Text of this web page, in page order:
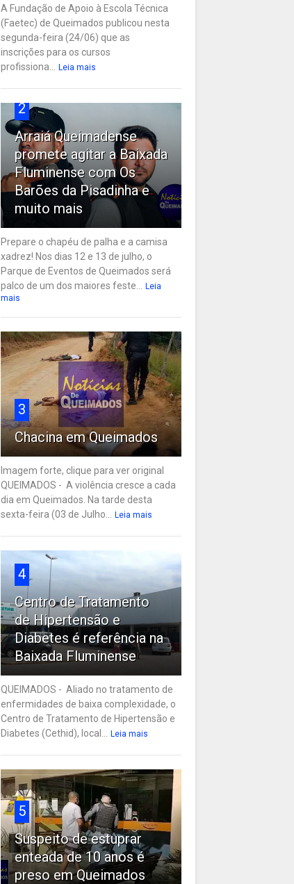
A Fundação de Apoio à Escola Técnica
(Faetec) de Queimados publicou nesta
segunda-feira (24/06) que as
inscrições para os cursos
profissiona...
Leia mais
2
Arraiá Queimadense
promete agitar a Baixada
Fluminense com Os
Barões da Pisadinha e
muito mais
Prepare o chapéu de palha e a camisa
xadrez! Nos dias 12 e 13 de julho, o
Parque de Eventos de Queimados será
palco de um dos maiores feste...
Leia
mais
3
Chacina em Queimados
Imagem forte, clique para ver original
QUEIMADOS - A violência cresce a cada
dia em Queimados. Na tarde desta
sexta-feira (03 de Julho...
Leia mais
4
Centro de Tratamento
de Hipertensão e
Diabetes é referência na
Baixada Fluminense
QUEIMADOS - Aliado no tratamento de
enfermidades de baixa complexidade, o
Centro de Tratamento de Hipertensão e
Diabetes (Cethid), local...
Leia mais
5
Suspeito de estuprar
enteada de 10 anos é
preso em Queimados